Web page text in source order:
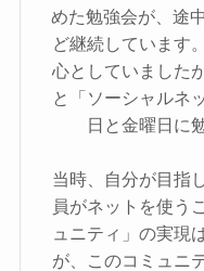
めた勉強会が、途
ど継続しています
心としていました
と「ソーシャルネ
日と金曜日に
当時、自分が目指
員がネットを使う
ュニティ」の実現
が、このコミュニ